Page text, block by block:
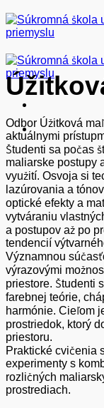
Skip
to
content
Odbor Úžitková
aktuálnymi
Študenti sa počas
maliarske postupy
využití. Osvoja si
lazúrovania a
optické efekty a
vytváraniu
a postupov až po
tendencií
Významnou
výrazovými
priestore. Študenti
farebnej teórie,
harmónie. Cieľom
prostriedok, ktorý
priestoru.
Praktické cvičenia
experimenty s
rozličných
prostrediach.